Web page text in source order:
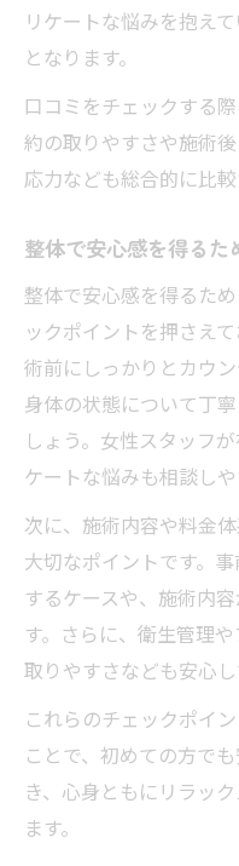
リケートな悩みを抱え
となります。
口コミをチェックする
約の取りやすさや施術
応力なども総合的に比較
整体で安心感を得るた
整体で安心感を得るた
ックポイントを押さえ
術前にしっかりとカウ
身体の状態について丁
しょう。女性スタッフ
ケートな悩みも相談し
次に、施術内容や料金
大切なポイントです。
するケースや、施術内
す。さらに、衛生管理
取りやすさなども安心
これらのチェックポイ
ことで、初めての方で
き、心身ともにリラッ
ます。